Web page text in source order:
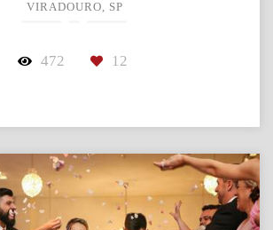
VIRADOURO, SP
472 12